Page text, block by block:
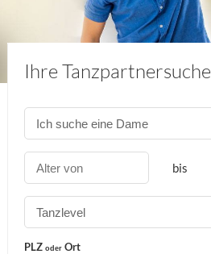
Ihre Tanzpartnersuche
bis
PLZ oderOrt